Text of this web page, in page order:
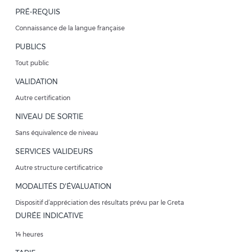
PRÉ-REQUIS
Connaissance de la langue française
PUBLICS
Tout public
VALIDATION
Autre certification
NIVEAU DE SORTIE
Sans équivalence de niveau
SERVICES VALIDEURS
Autre structure certificatrice
MODALITÉS D'ÉVALUATION
Dispositif d’appréciation des résultats prévu par le Greta
DURÉE INDICATIVE
14 heures